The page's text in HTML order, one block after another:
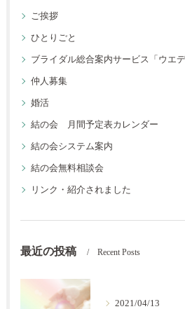
ご挨拶
ひとりごと
ブライダル総合案内サービス「ウエデ
仲人募集
婚活
結の会 月間予定表カレンダー
結の会システム案内
結の会無料相談会
リンク・紹介されました
最近の投稿 Recent Posts
2021/04/13